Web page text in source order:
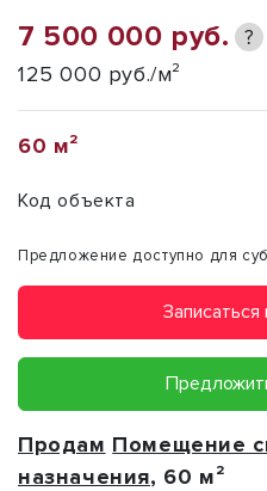
7 500 000 руб. ?
125 000 руб./м²
60 м²
Код объекта
Предложение доступно для
Продам Помещение
назначения, 60 м²